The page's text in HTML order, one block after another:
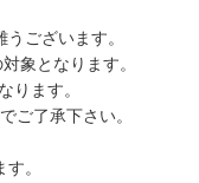
ございます。
象となります。
ります。
ご了承下さい。
。